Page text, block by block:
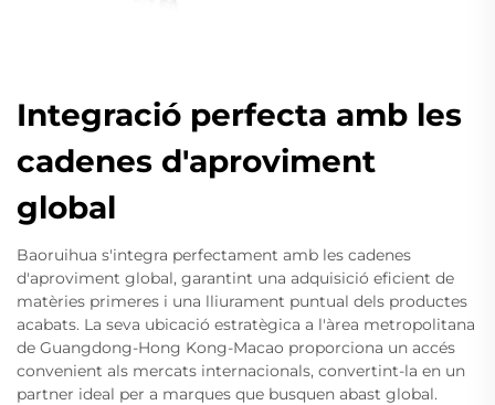
Integració perfecta amb les
cadenes d'aproviment
global
Baoruihua s'integra perfectament amb les cadenes
d'aproviment global, garantint una adquisició eficient de
matèries primeres i una lliurament puntual dels productes
acabats. La seva ubicació estratègica a l'àrea metropolitana
de Guangdong-Hong Kong-Macao proporciona un accés
convenient als mercats internacionals, convertint-la en un
partner ideal per a marques que busquen abast global.